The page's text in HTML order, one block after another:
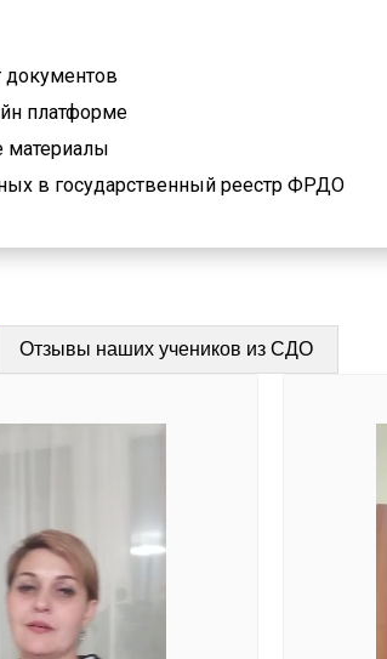
платформе
материалы
в государственный реестр ФРДО
Отзывы наших учеников из СДО